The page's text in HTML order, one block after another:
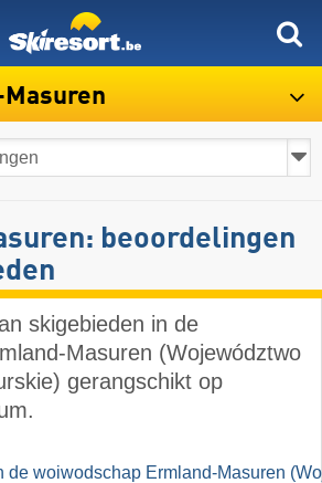
beoordelingen
skigebieden in de
Masuren (Województwo
gerangschikt op
de woiwodschap Ermland-Masuren